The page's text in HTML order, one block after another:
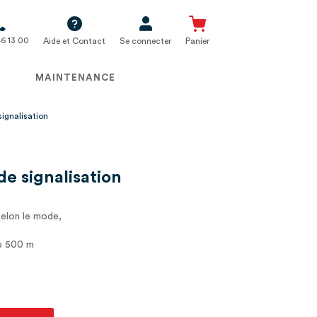
13 00 Aide et Contact Se connecter Panier
MAINTENANCE
signalisation
le mode,
500 m